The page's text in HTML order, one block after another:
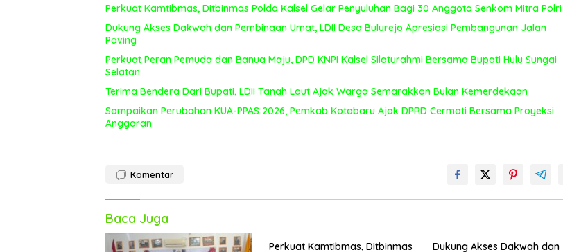
Perkuat Kamtibmas, Ditbinmas Polda Kalsel Gelar Penyuluhan Bagi 30 Anggota Senkom Mitra Polri
Dukung Akses Dakwah dan Pembinaan Umat, LDII Desa Bulurejo Apresiasi Pembangunan Jalan
Paving
Perkuat Peran Pemuda dan Banua Maju, DPD KNPI Kalsel Silaturahmi Bersama Bupati Hulu Sungai
Selatan
Terima Bendera Dari Bupati, LDII Tanah Laut Ajak Warga Semarakkan Bulan Kemerdekaan
Sampaikan Perubahan KUA-PPAS 2026, Pemkab Kotabaru Ajak DPRD Cermati Bersama Proyeksi
Anggaran
Komentar
Baca Juga
Perkuat Kamtibmas, Ditbinmas
Dukung Akses Dakwah dan